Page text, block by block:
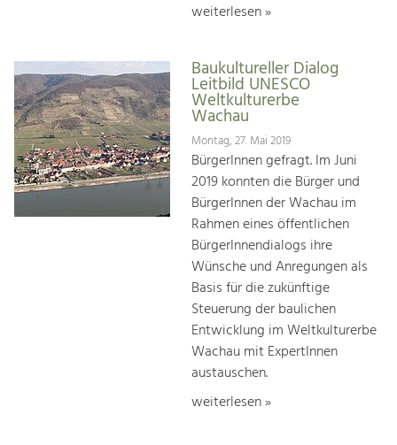
weiterlesen »
Baukultureller Dialog
Leitbild UNESCO
Weltkulturerbe
Wachau
Montag, 27. Mai 2019
BürgerInnen gefragt. Im Juni
2019 konnten die Bürger und
BürgerInnen der Wachau im
Rahmen eines öffentlichen
BürgerInnendialogs ihre
Wünsche und Anregungen als
Basis für die zukünftige
Steuerung der baulichen
Entwicklung im Weltkulturerbe
Wachau mit ExpertInnen
austauschen.
weiterlesen »